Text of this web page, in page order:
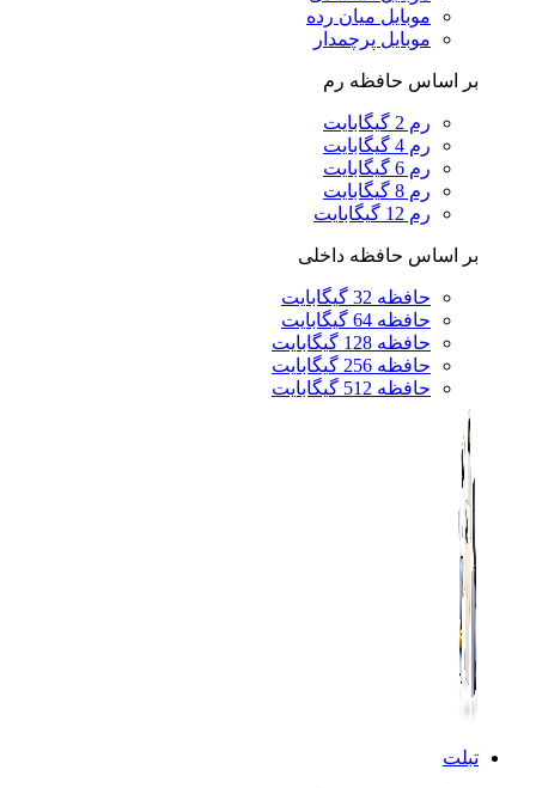
موبایل میان رده
موبایل پرچمدار
بر اساس حافظه رم
رم 2 گیگابایت
رم 4 گیگابایت
رم 6 گیگابایت
رم 8 گیگابایت
رم 12 گیگابایت
بر اساس حافظه داخلی
حافظه 32 گیگابایت
حافظه 64 گیگابایت
حافظه 128 گیگابایت
حافظه 256 گیگابایت
حافظه 512 گیگابایت
تبلت